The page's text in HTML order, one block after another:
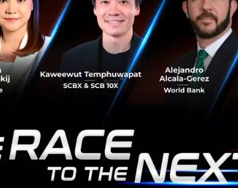
ธันวาคม 23, 2020 | By
Techsauce Team
0
News PTT New business Life science
ปตท. รุกหนักธุรกิจ New S-Curve ตั้งบริษัทย่อย ลุย
Life Science ยา อุปกรณ์การแพทย์
Science ยา อุปกรณ์การแพทย์...
พฤศจิกายน 24, 2020 | By Techsauce Team
new-s-curve life-science